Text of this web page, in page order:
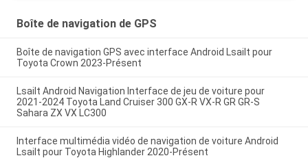
Boîte de navigation de GPS
Boîte de navigation GPS avec interface Android Lsailt pour
Toyota Crown 2023-Présent
Lsailt Android Navigation Interface de jeu de voiture pour
2021-2024 Toyota Land Cruiser 300 GX-R VX-R GR GR-S
Sahara ZX VX LC300
Interface multimédia vidéo de navigation de voiture Android
Lsailt pour Toyota Highlander 2020-Présent